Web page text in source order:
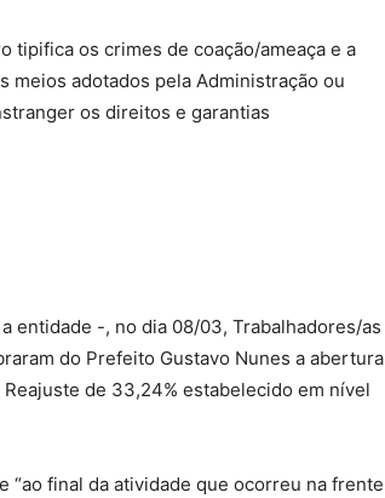
tipifica os crimes de coação/ameaça e a
meios adotados pela Administração ou
os direitos e garantias
entidade -, no dia 08/03, Trabalhadores/as
do Prefeito Gustavo Nunes a abertura
de 33,24% estabelecido em nível
“ao final da atividade que ocorreu na frente